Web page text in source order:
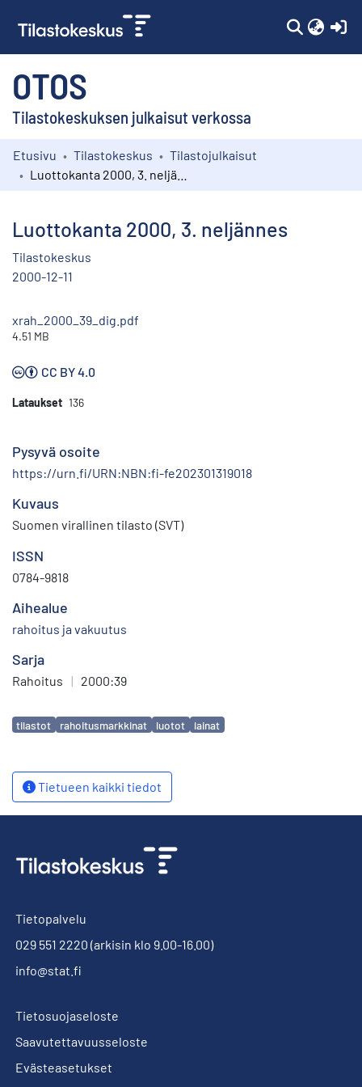
OTOS
Tilastokeskuksen julkaisut verkossa
Kokoelmat
Etusivu Tilastokeskus
Tilastojulkaisut
Luottokanta 2000, 3. neljännes
Tilastokeskus
2000-12-11
xrah_2000_39_dig.pdf
4.51 MB
CC BY 4.0
Lataukset 136
Pysyvä osoite
https://urn.fi/URN:NBN:fi-fe202301319018
Kuvaus
Suomen virallinen tilasto (SVT)
ISSN
0784-9818
Aihealue
rahoitus ja vakuutus
Sarja
Rahoitus | 2000:39
Avainsanat
tilastot rahoitusmarkkinat luotot lainat
Tietueen kaikki tiedot
Tietopalvelu
029 551 2220 (arkisin klo 9.00-16.00)
info@stat.fi
Tietosuojaseloste
Saavutettavuusseloste
Evästeasetukset